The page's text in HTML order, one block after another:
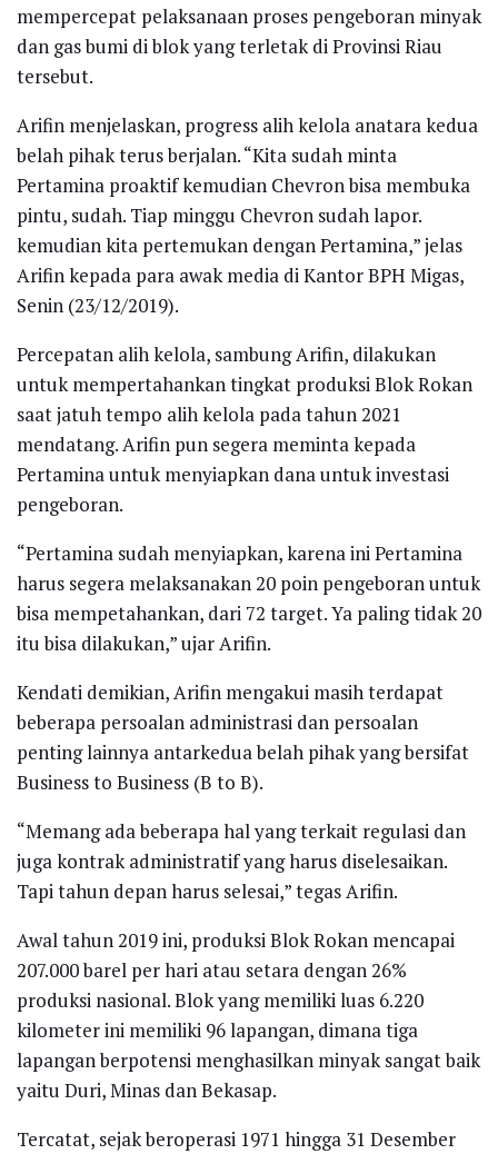
mempercepat pelaksanaan proses pengeboran minyak
dan gas bumi di blok yang terletak di Provinsi Riau
tersebut.
Arifin menjelaskan, progress alih kelola anatara kedua
belah pihak terus berjalan. “Kita sudah minta
Pertamina proaktif kemudian Chevron bisa membuka
pintu, sudah. Tiap minggu Chevron sudah lapor.
kemudian kita pertemukan dengan Pertamina,” jelas
Arifin kepada para awak media di Kantor BPH Migas,
Senin (23/12/2019).
Percepatan alih kelola, sambung Arifin, dilakukan
untuk mempertahankan tingkat produksi Blok Rokan
saat jatuh tempo alih kelola pada tahun 2021
mendatang. Arifin pun segera meminta kepada
Pertamina untuk menyiapkan dana untuk investasi
pengeboran.
“Pertamina sudah menyiapkan, karena ini Pertamina
harus segera melaksanakan 20 poin pengeboran untuk
bisa mempetahankan, dari 72 target. Ya paling tidak 20
itu bisa dilakukan,” ujar Arifin.
Kendati demikian, Arifin mengakui masih terdapat
beberapa persoalan administrasi dan persoalan
penting lainnya antarkedua belah pihak yang bersifat
Business to Business (B to B).
“Memang ada beberapa hal yang terkait regulasi dan
juga kontrak administratif yang harus diselesaikan.
Tapi tahun depan harus selesai,” tegas Arifin.
Awal tahun 2019 ini, produksi Blok Rokan mencapai
207.000 barel per hari atau setara dengan 26%
produksi nasional. Blok yang memiliki luas 6.220
kilometer ini memiliki 96 lapangan, dimana tiga
lapangan berpotensi menghasilkan minyak sangat baik
yaitu Duri, Minas dan Bekasap.
Tercatat, sejak beroperasi 1971 hingga 31 Desember